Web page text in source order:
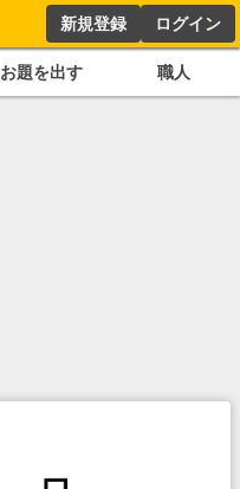
新規登録 ログイン
お題を出す 職人